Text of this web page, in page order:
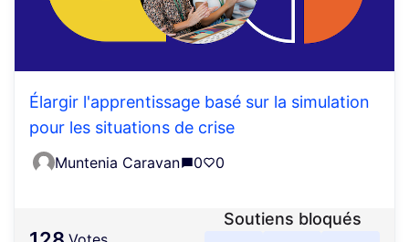
Élargir l'apprentissage basé sur la simulation
pour les situations de crise
Muntenia Caravan 0 0
Soutiens bloqués